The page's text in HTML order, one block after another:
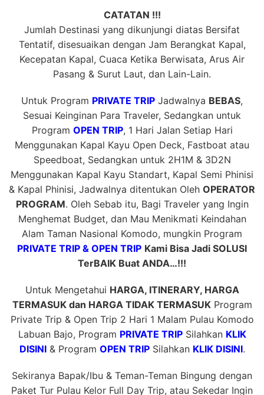
CATATAN !!!
Jumlah Destinasi yang dikunjungi diatas Bersifat
Tentatif, disesuaikan dengan Jam Berangkat Kapal,
Kecepatan Kapal, Cuaca Ketika Berwisata, Arus Air
Pasang & Surut Laut, dan Lain-Lain.
Untuk Program PRIVATE TRIP Jadwalnya BEBAS,
Sesuai Keinginan Para Traveler, Sedangkan untuk
Program OPEN TRIP, 1 Hari Jalan Setiap Hari
Menggunakan Kapal Kayu Open Deck, Fastboat atau
Speedboat, Sedangkan untuk 2H1M & 3D2N
Menggunakan Kapal Kayu Standart, Kapal Semi Phinisi
& Kapal Phinisi, Jadwalnya ditentukan Oleh OPERATOR
PROGRAM. Oleh Sebab itu, Bagi Traveler yang Ingin
Menghemat Budget, dan Mau Menikmati Keindahan
Alam Taman Nasional Komodo, mungkin Program
PRIVATE TRIP & OPEN TRIP Kami Bisa Jadi SOLUSI
TerBAIK Buat ANDA…!!!
Untuk Mengetahui HARGA, ITINERARY, HARGA
TERMASUK dan HARGA TIDAK TERMASUKProgram
Private Trip & Open Trip 2 Hari 1 Malam Pulau Komodo
Labuan Bajo, Program PRIVATE TRIPSilahkan KLIK
DISINI& Program OPEN TRIPSilahkan KLIK DISINI.
Sekiranya Bapak/Ibu & Teman-Teman Bingung dengan
Paket Tur Pulau Kelor Full Day Trip, atau Sekedar Ingin